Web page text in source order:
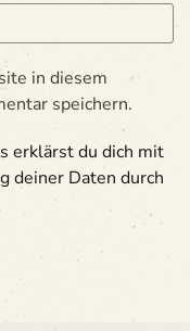
in diesem
speichern.
erklärst du dich mit
deiner Daten durch